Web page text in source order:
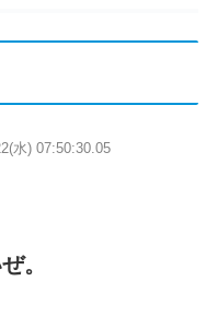
水) 07:50:30.05
。